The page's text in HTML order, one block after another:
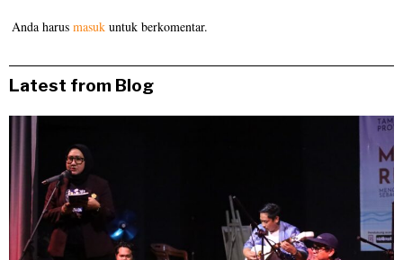
Anda harusmasuk untuk berkomentar.
Latest from Blog